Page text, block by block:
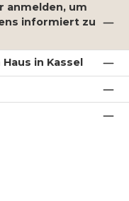
anmelden, um
informiert zu
in Kassel